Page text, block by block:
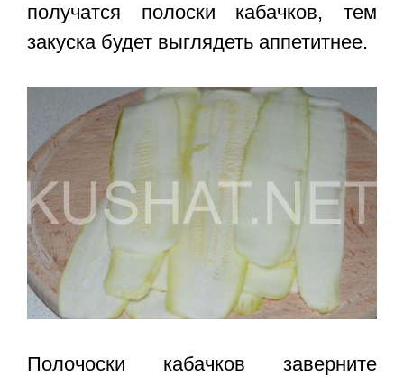
получатся полоски кабачков, тем
закуска будет выглядеть аппетитнее.
Полочоски кабачков заверните